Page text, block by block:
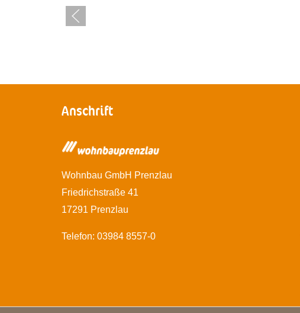
Anschrift
Wohnbau GmbH Prenzlau
Friedrichstraße 41
17291 Prenzlau
Telefon: 03984 8557-0